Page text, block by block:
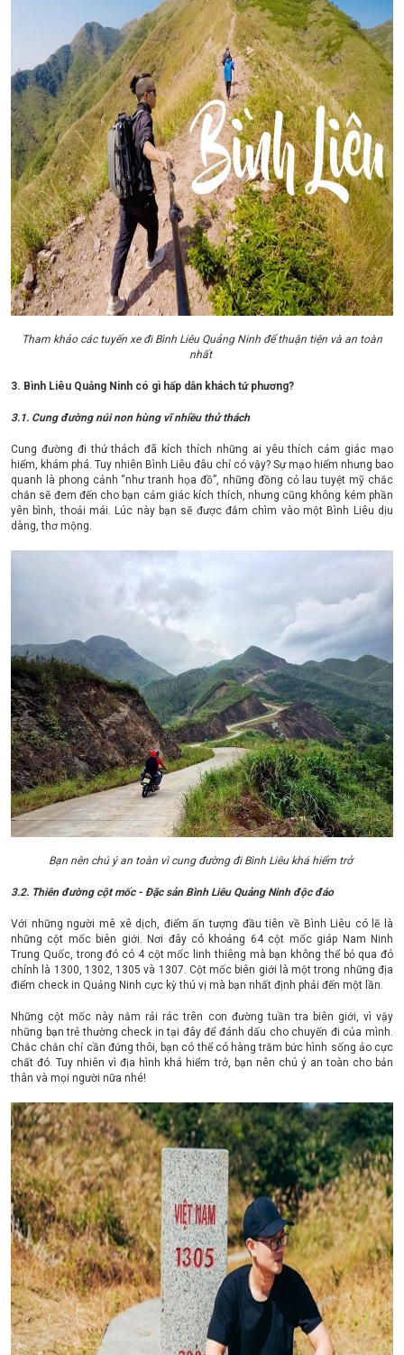
Tham khảo các tuyến xe đi Bình Liêu Quảng Ninh để thuận tiện và an toàn
nhất
3. Bình Liêu Quảng Ninh có gì hấp dẫn khách tứ phương?
3.1. Cung đường núi non hùng vĩ nhiều thử thách
Cung đường đi thử thách đã kích thích những ai yêu thích cảm giác mạo
hiểm, khám phá. Tuy nhiên Bình Liêu đâu chỉ có vậy? Sự mạo hiểm nhưng bao
quanh là phong cảnh “như tranh họa đồ”, những đồng cỏ lau tuyệt mỹ chắc
chắn sẽ đem đến cho bạn cảm giác kích thích, nhưng cũng không kém phần
yên bình, thoải mái. Lúc này bạn sẽ được đắm chìm vào một Bình Liêu dịu
dàng, thơ mộng.
Bạn nên chú ý an toàn vì cung đường đi Bình Liêu khá hiểm trở
3.2. Thiên đường cột mốc - Đặc sản Bình Liêu Quảng Ninh độc đáo
Với những người mê xê dịch, điểm ấn tượng đầu tiên về Bình Liêu có lẽ là
những cột mốc biên giới. Nơi đây có khoảng 64 cột mốc giáp Nam Ninh
Trung Quốc, trong đó có 4 cột mốc linh thiêng mà bạn không thể bỏ qua đó
chính là 1300, 1302, 1305 và 1307. Cột mốc biên giới là một trong những địa
điểm check in Quảng Ninh cực kỳ thú vị mà bạn nhất định phải đến một lần.
Những cột mốc này nằm rải rác trên con đường tuần tra biên giới, vì vậy
những bạn trẻ thường check in tại đây để đánh dấu cho chuyến đi của mình.
Chắc chắn chỉ cần đứng thôi, bạn có thể có hàng trăm bức hình sống ảo cực
chất đó. Tuy nhiên vì địa hình khá hiểm trở, bạn nên chú ý an toàn cho bản
thân và mọi người nữa nhé!